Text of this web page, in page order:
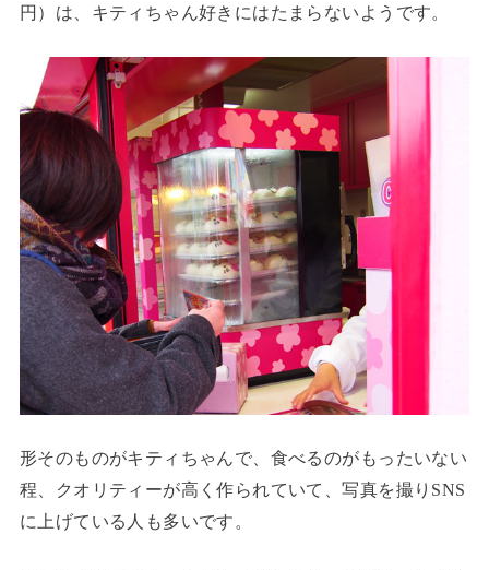
円）は、キティちゃん好きにはたまらないようです。
形そのものがキティちゃんで、食べるのがもったいない
程、クオリティーが高く作られていて、写真を撮りSNS
に上げている人も多いです。